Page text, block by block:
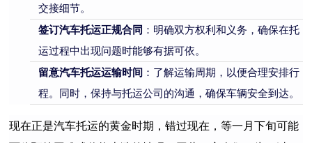
交接细节。
签订汽车托运正规合同 ：明确双方权利和义务，确保在托
运过程中出现问题时能够有据可依。
留意汽车托运运输时间 ：了解运输周期，以便合理安排行
程。同时，保持与托运公司的沟通，确保车辆安全到达。
现在正是汽车托运的黄金时期，错过现在，等一月下旬可能